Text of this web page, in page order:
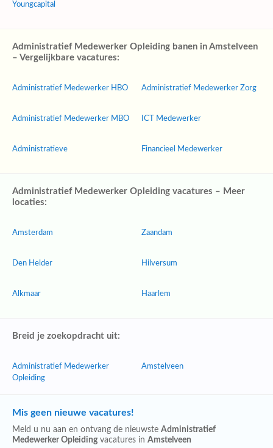
Youngcapital
Administratief Medewerker Opleiding banen in Amstelveen
– Vergelijkbare vacatures:
Administratief Medewerker HBO
Administratief Medewerker MBO
Administratieve
Administratief Medewerker Zorg
ICT Medewerker
Financieel Medewerker
Administratief Medewerker Opleiding vacatures – Meer
locaties:
Amsterdam
Den Helder
Alkmaar
Zaandam
Hilversum
Haarlem
Breid je zoekopdracht uit:
Administratief Medewerker
Opleiding
Amstelveen
Mis geen nieuwe vacatures!
Meld u nu aan en ontvang de nieuwste Administratief
Medewerker Opleidingvacatures in Amstelveen